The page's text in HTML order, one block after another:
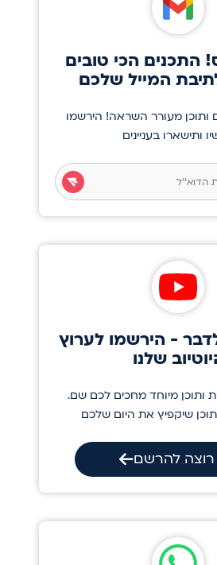
התכנים הכי טובים
המייל שלכם
ותוכן מעורר השראה! הירשמו
ותישארו בעניינים
- הירשמו לערוץ
שלנו
ותוכן מיוחד מחכים לכם שם.
שיקפיץ את היום שלכם
רוצה להרשם